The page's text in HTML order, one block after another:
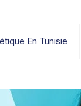
En Tunisie